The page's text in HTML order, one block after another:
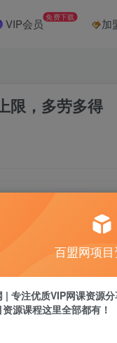
VIP会员 免费下载 加
限，多劳多得
论截图一分钟2条，日入
，请付费后查看
费 超级会员免费
百盟网项
| 专注优质VIP网课资源
源课程这里全部都有！